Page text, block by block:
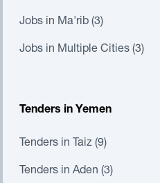
Jobs in Ma'rib (3)
Jobs in Multiple Cities (3)
Tenders in Yemen
Tenders in Taiz (9)
Tenders in Aden (3)